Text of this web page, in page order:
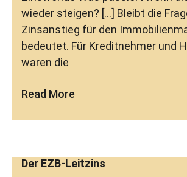
wieder steigen? […] Bleibt die
Zinsanstieg für den
bedeutet. Für Kreditnehmer und
waren die
Read More
Der EZB-Leitzins